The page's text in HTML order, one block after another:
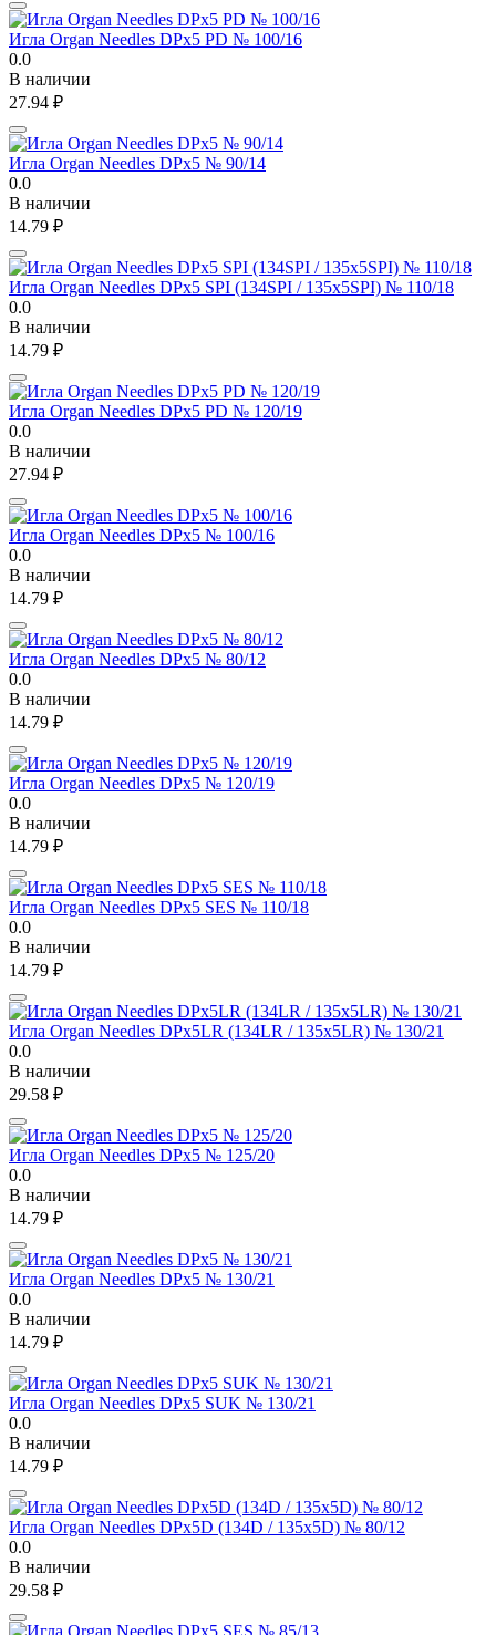
Игла Organ Needles DPx5 PD № 100/16
0.0
В наличии
27.94 ₽
Игла Organ Needles DPx5 № 90/14
0.0
В наличии
14.79 ₽
Игла Organ Needles DPx5 SPI (134SPI / 135x5SPI) № 110/18
0.0
В наличии
14.79 ₽
Игла Organ Needles DPx5 PD № 120/19
0.0
В наличии
27.94 ₽
Игла Organ Needles DPx5 № 100/16
0.0
В наличии
14.79 ₽
Игла Organ Needles DPx5 № 80/12
0.0
В наличии
14.79 ₽
Игла Organ Needles DPx5 № 120/19
0.0
В наличии
14.79 ₽
Игла Organ Needles DPx5 SES № 110/18
0.0
В наличии
14.79 ₽
Игла Organ Needles DPx5LR (134LR / 135x5LR) № 130/21
0.0
В наличии
29.58 ₽
Игла Organ Needles DPx5 № 125/20
0.0
В наличии
14.79 ₽
Игла Organ Needles DPx5 № 130/21
0.0
В наличии
14.79 ₽
Игла Organ Needles DPx5 SUK № 130/21
0.0
В наличии
14.79 ₽
Игла Organ Needles DPx5D (134D / 135x5D) № 80/12
0.0
В наличии
29.58 ₽